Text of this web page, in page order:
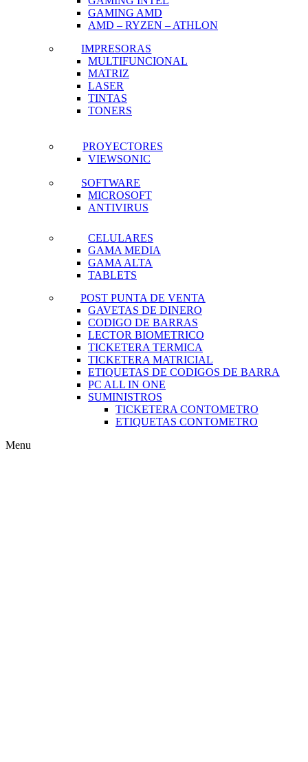
GAMING AMD
AMD – RYZEN – ATHLON
IMPRESORAS
MULTIFUNCIONAL
MATRIZ
LASER
TINTAS
TONERS
PROYECTORES
VIEWSONIC
SOFTWARE
MICROSOFT
ANTIVIRUS
CELULARES
GAMA MEDIA
GAMA ALTA
TABLETS
POST PUNTA DE VENTA
GAVETAS DE DINERO
CODIGO DE BARRAS
LECTOR BIOMETRICO
TICKETERA TERMICA
TICKETERA MATRICIAL
ETIQUETAS DE CODIGOS DE BARRA
PC ALL IN ONE
SUMINISTROS
TICKETERA CONTOMETRO
ETIQUETAS CONTOMETRO
Menu